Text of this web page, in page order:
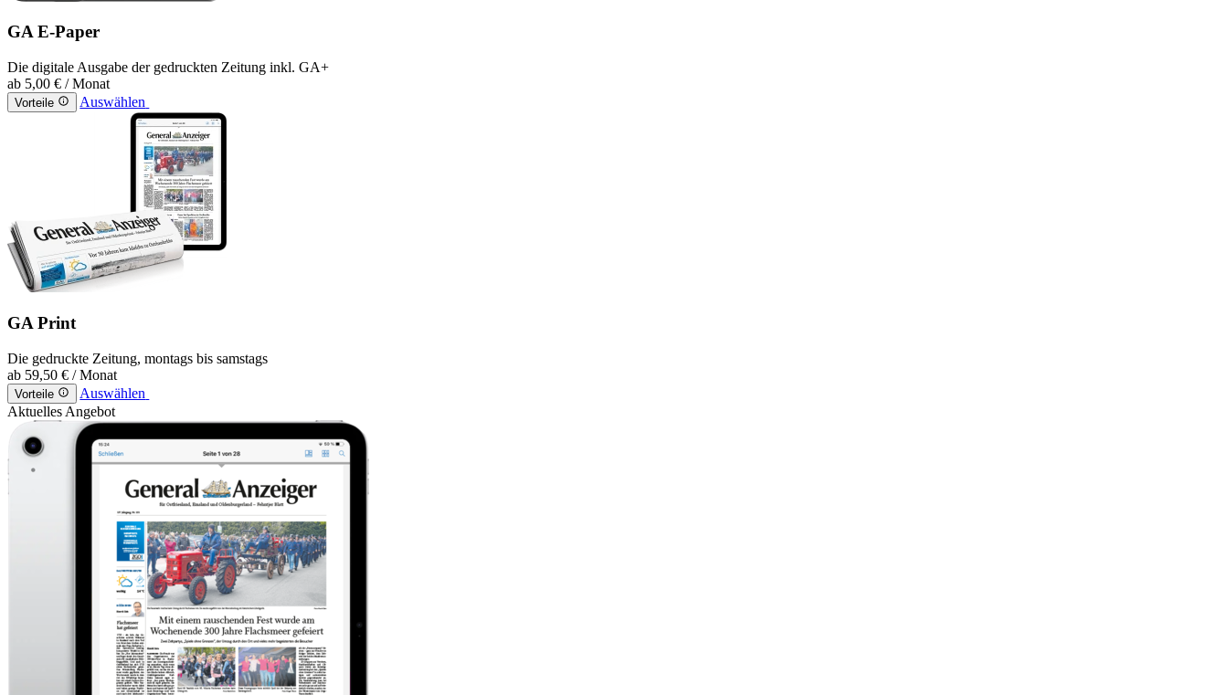
GA E-Paper
Die digitale Ausgabe der gedruckten Zeitung inkl. GA+
ab 5,00 € / Monat
Vorteile Auswählen
GA Print
Die gedruckte Zeitung, montags bis samstags
ab 59,50 € / Monat
Vorteile
Auswählen
Aktuelles Angebot